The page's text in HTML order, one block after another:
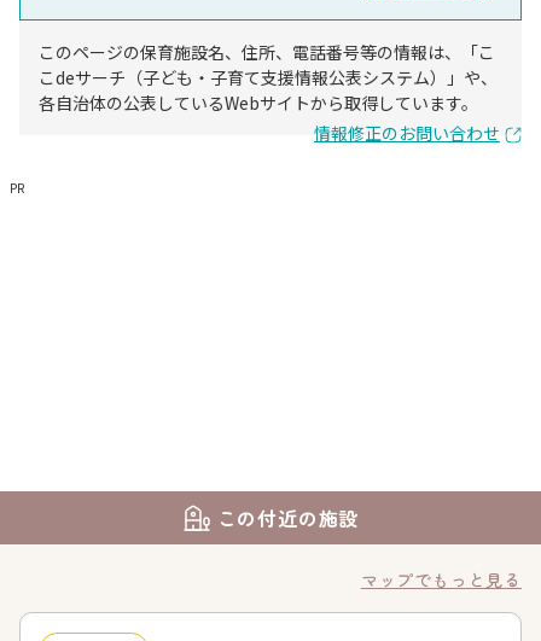
このページの保育施設名、住所、電話番号等の情報は、「こ
こdeサーチ（子ども・子育て支援情報公表システム）」や、
各自治体の公表しているWebサイトから取得しています。
情報修正のお問い合わせ
PR
この付近の施設
マップでもっと見る